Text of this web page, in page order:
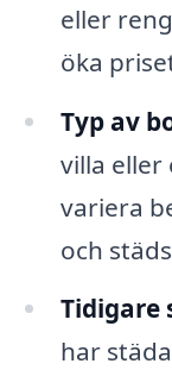
eller
öka
Typ av
villa eller
variera
och
Tidigare
har